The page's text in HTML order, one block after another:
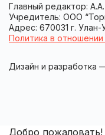
Главный редактор:
Учредитель: ООО
Адрес: 670031 г.
Политика в
Дизайн и разработка
Добро